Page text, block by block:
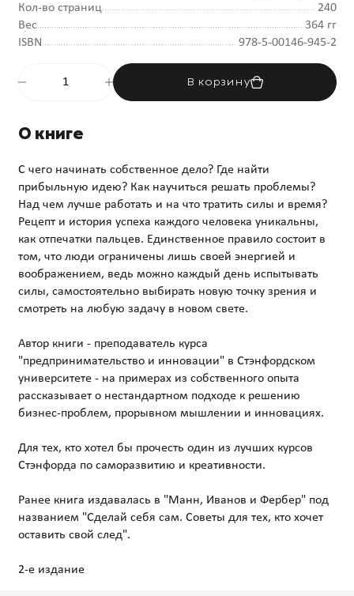
Кол-во страниц
240
Вес
364 гг
ISBN
978-5-00146-945-2
В корзину
О книге
С чего начинать собственное дело? Где найти
прибыльную идею? Как научиться решать проблемы?
Над чем лучше работать и на что тратить силы и время?
Рецепт и история успеха каждого человека уникальны,
как отпечатки пальцев. Единственное правило состоит в
том, что люди ограничены лишь своей энергией и
воображением, ведь можно каждый день испытывать
силы, самостоятельно выбирать новую точку зрения и
смотреть на любую задачу в новом свете.
Автор книги - преподаватель курса
"предпринимательство и инновации" в Стэнфордском
университете - на примерах из собственного опыта
рассказывает о нестандартном подходе к решению
бизнес-проблем, прорывном мышлении и инновациях.
Для тех, кто хотел бы прочесть один из лучших курсов
Стэнфорда по саморазвитию и креативности.
Ранее книга издавалась в "Манн, Иванов и Фербер" под
названием "Сделай себя сам. Советы для тех, кто хочет
оставить свой след".
2-е издание